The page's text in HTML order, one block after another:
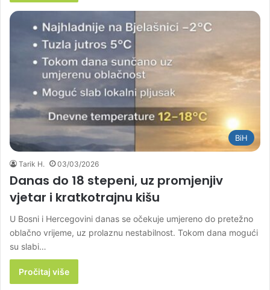
BiH
Tarik H. 03/03/2026
Danas do 18 stepeni, uz promjenjiv
vjetar i kratkotrajnu kišu
U Bosni i Hercegovini danas se očekuje umjereno do pretežno
oblačno vrijeme, uz prolaznu nestabilnost. Tokom dana mogući
su slabi…
Pročitaj više